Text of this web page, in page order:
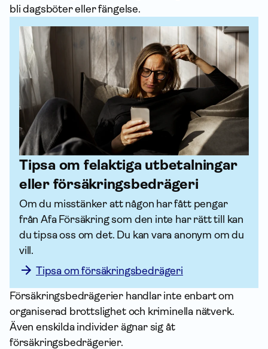
bli dagsböter eller fängelse.
Tipsa om felaktiga utbetalningar
eller försäkringsbedrägeri
Om du misstänker att någon har fått pengar
från Afa För­säkring som den inte har rätt till kan
du tipsa oss om det. Du kan vara anonym om du
vill.
Tipsa om försäkringsbedrägeri
Försäkringsbedrägerier handlar inte enbart om
organiserad brottslighet och kriminella nätverk.
Även enskilda individer ägnar sig åt
försäkringsbedrägerier.